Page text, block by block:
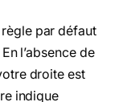
par défaut
l’absence de
droite est
indique